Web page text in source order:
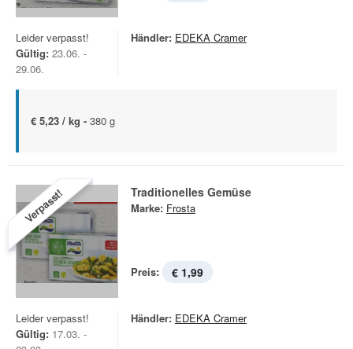
Leider verpasst!
Gültig: 23.06. -
29.06.
Händler: EDEKA Cramer
€ 5,23 / kg - 380 g
Verpasst! Traditionelles Gemüse
Marke: Frosta
Preis: € 1,99
Leider verpasst!
Gültig: 17.03. -
Händler: EDEKA Cramer